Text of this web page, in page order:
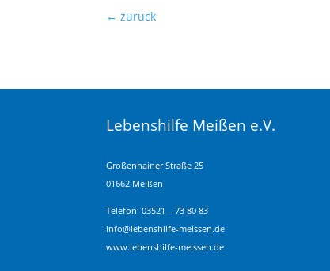
←zurück
Lebenshilfe Meißen e.V.
Großenhainer Straße 25
01662 Meißen
Telefon: 03521 – 73 80 83
info@lebenshilfe-meissen.de
www.lebenshilfe-meissen.de